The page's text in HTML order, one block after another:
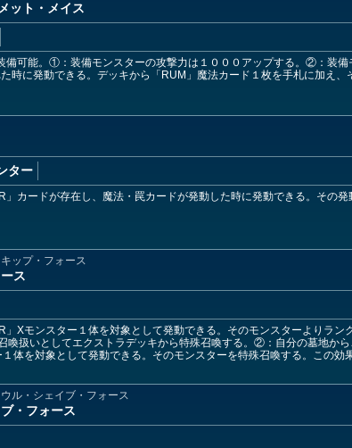
ット・メイス
備可能。①：装備モンスターの攻撃力は１０００アップする。②：装
時に発動できる。デッキから「RUM」魔法カード１枚を手札に加え、
ター
カードが存在し、魔法・罠カードが発動した時に発動できる。その発
ップ・フォース
ス
Xモンスター１体を対象として発動できる。そのモンスターよりラン
喚扱いとしてエクストラデッキから特殊召喚する。②：自分の墓地か
体を対象として発動できる。そのモンスターを特殊召喚する。この
ル・シェイブ・フォース
・フォース